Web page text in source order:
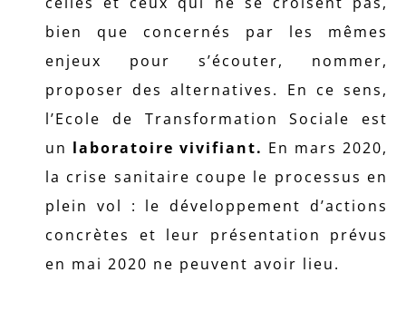
bien que concernés par les mêmes
enjeux pour s’écouter, nommer,
proposer des alternatives. En ce sens,
l’Ecole de Transformation Sociale est
un laboratoire vivifiant. En mars 2020,
la crise sanitaire coupe le processus en
plein vol : le développement d’actions
concrètes et leur présentation prévus
en mai 2020 ne peuvent avoir lieu.